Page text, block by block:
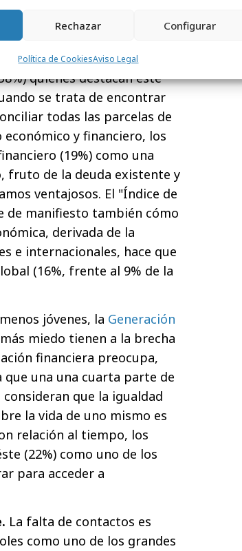
Rechazar Configurar
Política de CookiesAviso Legal
España (34%), por encima de
de trabajo es
para acceder a
quienes destacan este
se trata de encontrar
todas las parcelas de
y financiero, los
(19%) como una
fruto de la deuda existente y
ventajosos. El "Índice de
de manifiesto también cómo
derivada de la
e internacionales, hace que
(16%, frente al 9% de la
jóvenes, la Generación
miedo tienen a la brecha
financiera preocupa,
que una una cuarta parte de
que la igualdad
la vida de uno mismo es
relación al tiempo, los
(22%) como uno de los
para acceder a
La falta de contactos es
como uno de los grandes